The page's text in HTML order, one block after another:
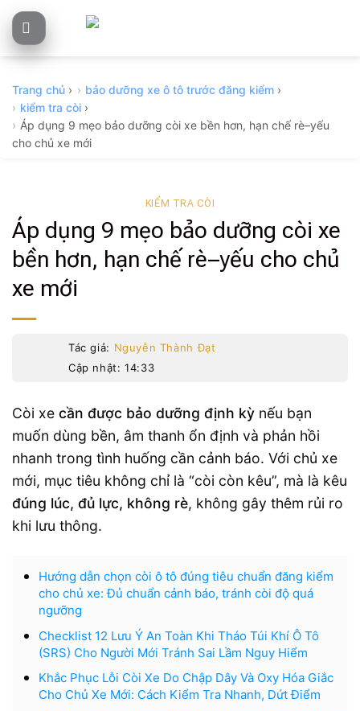
Skip
to
Trang chủ › bảo dưỡng xe ô tô trước đăng kiểm ›
kiểm tra còi ›
Áp dụng 9 mẹo bảo dưỡng còi xe bền hơn, hạn chế rè–yếu
cho chủ xe mới
KIỂM TRA CÒI
Áp dụng 9 mẹo bảo dưỡng còi xe
bền hơn, hạn chế rè–yếu cho chủ
xe mới
Tác giả: Nguyễn Thành Đạt
Cập nhật: 14:33
Còi xe cần được bảo dưỡng định kỳ nếu bạn
muốn dùng bền, âm thanh ổn định và phản hồi
nhanh trong tình huống cần cảnh báo. Với chủ xe
mới, mục tiêu không chỉ là “còi còn kêu”, mà là kêu
đúng lúc, đủ lực, không rè, không gây thêm rủi ro
khi lưu thông.
Hướng dẫn chọn còi ô tô đúng tiêu chuẩn đăng kiểm
cho chủ xe: Đủ chuẩn cảnh báo, tránh còi độ quá
ngưỡng
Checklist 12 Lưu Ý An Toàn Khi Tháo Túi Khí Ô Tô
(SRS) Cho Người Mới Tránh Sai Lầm Nguy Hiểm
Khắc Phục Lỗi Còi Xe Do Chập Dây Và Oxy Hóa Giắc
Cho Chủ Xe Mới: Cách Kiểm Tra Nhanh, Dứt Điểm